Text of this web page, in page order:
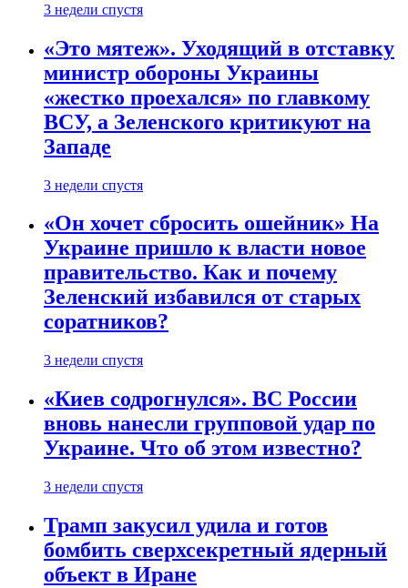
3 недели спустя
«Это мятеж». Уходящий в отставку
министр обороны Украины
«жестко проехался» по главкому
ВСУ, а Зеленского критикуют на
Западе
3 недели спустя
«Он хочет сбросить ошейник» На
Украине пришло к власти новое
правительство. Как и почему
Зеленский избавился от старых
соратников?
3 недели спустя
«Киев содрогнулся». ВС России
вновь нанесли групповой удар по
Украине. Что об этом известно?
3 недели спустя
Трамп закусил удила и готов
бомбить сверхсекретный ядерный
объект в Иране